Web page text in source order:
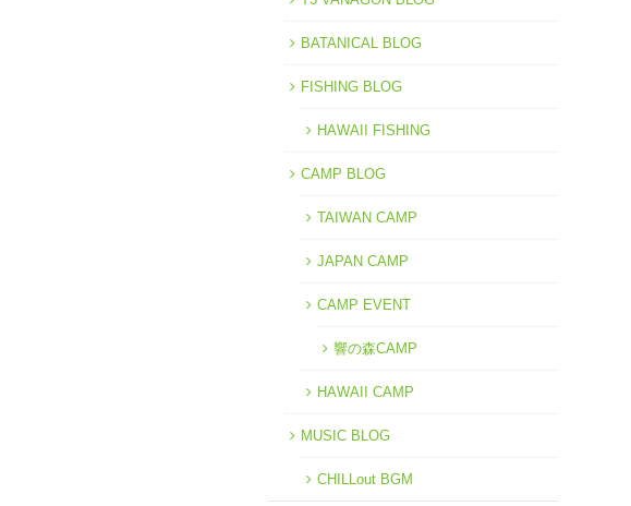
BATANICAL BLOG
FISHING BLOG
HAWAII FISHING
CAMP BLOG
TAIWAN CAMP
JAPAN CAMP
CAMP EVENT
響の森CAMP
HAWAII CAMP
MUSIC BLOG
CHILLout BGM